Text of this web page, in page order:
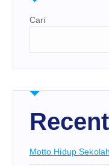
Cari
Motto Hidup Sekolah